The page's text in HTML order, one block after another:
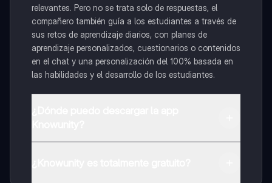
relevantes. Pero no se trata solo de respuestas, el
compañero también guía a los estudiantes a través de
sus retos de aprendizaje diarios, con planes de
aprendizaje personalizados, cuestionarios o contenidos
en el chat y una personalización del 100% basada en
las habilidades y el desarrollo de los estudiantes.